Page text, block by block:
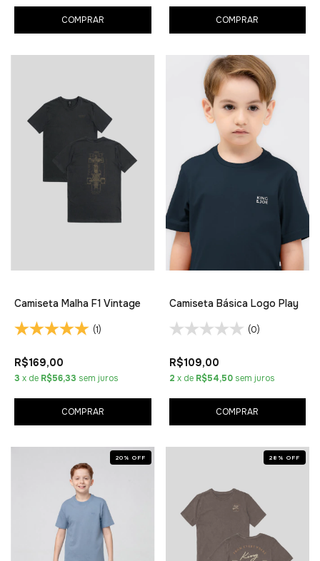
COMPRAR COMPRAR
Camiseta Malha F1 Vintage
(1)
R$169,00
3 x de R$56,33 sem juros
COMPRAR
Camiseta Básica Logo Play
(0)
R$109,00
2 x de R$54,50 sem juros
COMPRAR
20 % OFF 28 % OFF